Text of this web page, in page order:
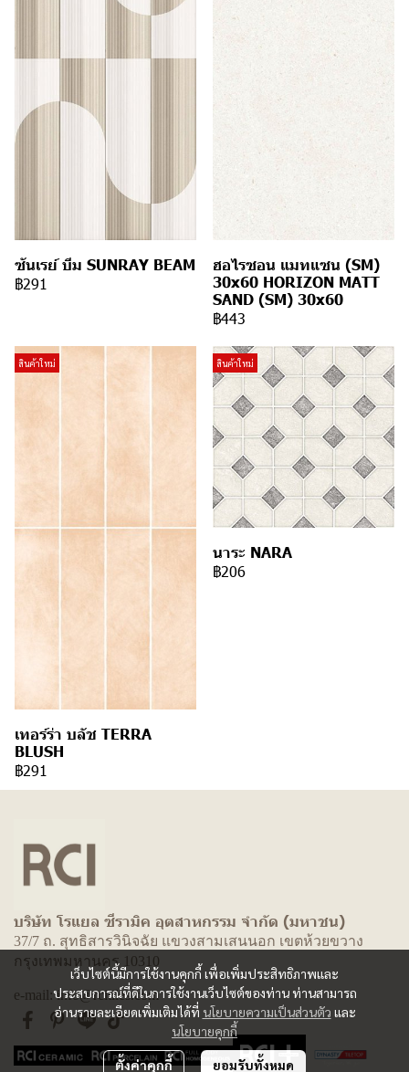
ซันเรย์ บีม SUNRAY BEAM
฿291
ฮอไรซอน แมทแซน (SM)
30x60 HORIZON MATT
SAND (SM) 30x60
฿443
สินค้าใหม่
เทอร์ร่า บลัช TERRA
BLUSH
฿291
สินค้าใหม่
นาระ NARA
฿206
เว็บไซต์นี้มีการใช้งานคุกกี้ เพื่อเพิ่มประสิทธิภาพและ
ประสบการณ์ที่ดีในการใช้งานเว็บไซต์ของท่าน ท่านสามารถ
อ่านรายละเอียดเพิ่มเติมได้ที่ นโยบายความเป็นส่วนตัว และ
นโยบายคุกกี้
ตั้งค่าคุกกี้ ยอมรับทั้งหมด
บริษัท โรแยล ซีรามิค อุตสาหกรรม จำกัด (มหาชน)
37/7 ถ. สุทธิสารวินิจฉัย แขวงสามเสนนอก เขตห้วยขวาง
กรุงเทพมหานคร 10310
e-mail: info@rcitiles.com